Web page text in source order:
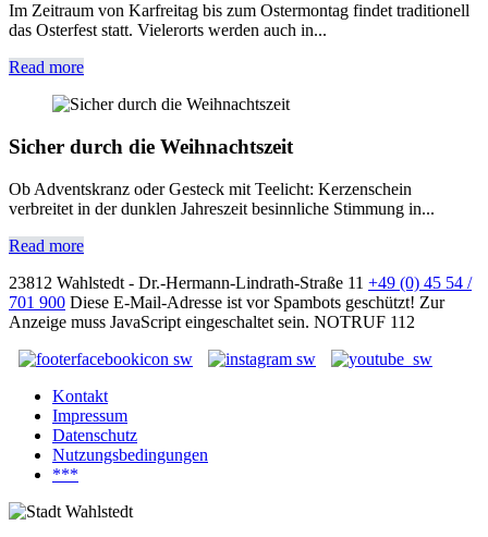
Im Zeitraum von Karfreitag bis zum Ostermontag findet traditionell
das Osterfest statt. Vielerorts werden auch in...
Read more
Sicher durch die Weihnachtszeit
Ob Adventskranz oder Gesteck mit Teelicht: Kerzenschein
verbreitet in der dunklen Jahreszeit besinnliche Stimmung in...
Read more
23812 Wahlstedt - Dr.-Hermann-Lindrath-Straße 11 +49 (0) 45 54 /
701 900 Diese E-Mail-Adresse ist vor Spambots geschützt! Zur
Anzeige muss JavaScript eingeschaltet sein. NOTRUF 112
Kontakt
Impressum
Datenschutz
Nutzungsbedingungen
***